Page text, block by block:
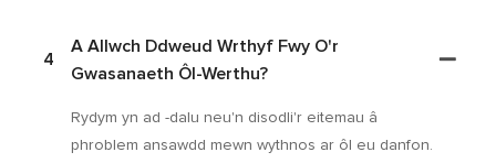
4
A Allwch Ddweud Wrthyf Fwy O'r
Gwasanaeth Ôl-Werthu?
Rydym yn ad -dalu neu'n disodli'r eitemau â
phroblem ansawdd mewn wythnos ar ôl eu danfon.